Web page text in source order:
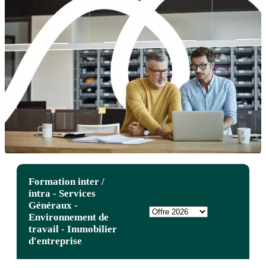
Formation inter /
intra - Services
Généraux -
Environnement de
travail - Immobilier
d'entreprise